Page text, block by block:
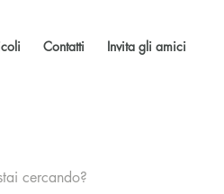
Contatti Invita gli amici